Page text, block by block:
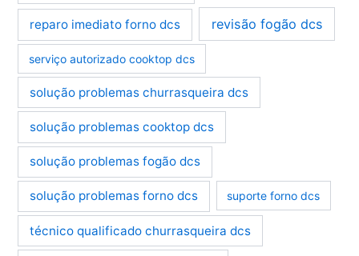
reparo imediato forno dcs revisão fogão dcs
serviço autorizado cooktop dcs
solução problemas churrasqueira dcs
solução problemas cooktop dcs
solução problemas fogão dcs
solução problemas forno dcs suporte forno dcs
técnico qualificado churrasqueira dcs